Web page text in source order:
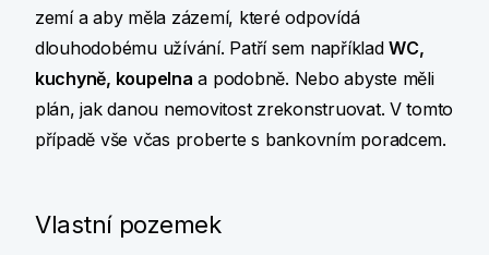
zemí a aby měla zázemí, které odpovídá
dlouhodobému užívání. Patří sem napříkladWC,
kuchyně, koupelna a podobně. Nebo abyste měli
plán, jak danou nemovitost zrekonstruovat. V tomto
případě vše včas proberte s bankovním poradcem.
Vlastní pozemek